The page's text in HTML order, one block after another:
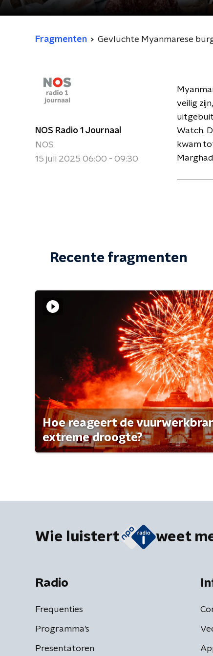
Fragmenten Gevluchte Myanmarese
NOS Radio 1 Journaal
NOS
15 juli 2025 06:00 - 09:30
veilig
Watch.
kwam
Recente fragmenten
Hoe reageert de
extreme droogte?
Wie luistert weet
Radio
Frequenties
Programma's
Presentatoren